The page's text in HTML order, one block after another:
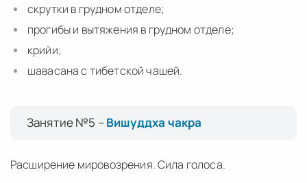
скрутки в грудном отделе;
прогибы и вытяжения в грудном отделе;
крийи;
шавасана с тибетской чашей.
Занятие №5 –Вишуддха чакра
Расширение мировозрения. Сила голоса.